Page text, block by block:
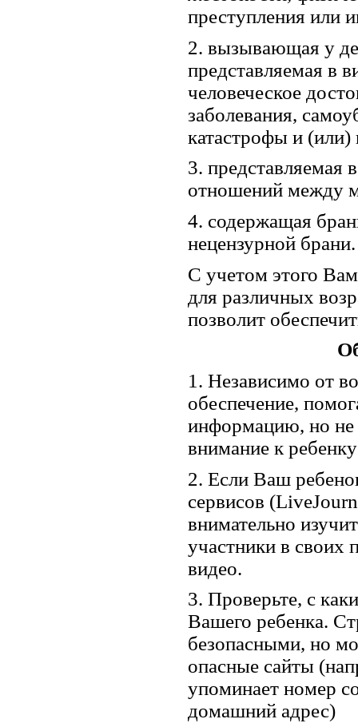
преступления или
2. вызывающая у
представляемая в
человеческое
заболевания,
катастрофы и (или)
3. представляемая
отношений между
4. содержащая
нецензурной брани.
С учетом этого
для различных
позволит
1. Независимо от
обеспечение,
информацию, но не
внимание к
2. Если Ваш
сервисов
внимательно
участники в своих
видео.
3. Проверьте, с
Вашего ребенка.
безопасными, но
опасные сайты
упоминает номер
домашний адрес)